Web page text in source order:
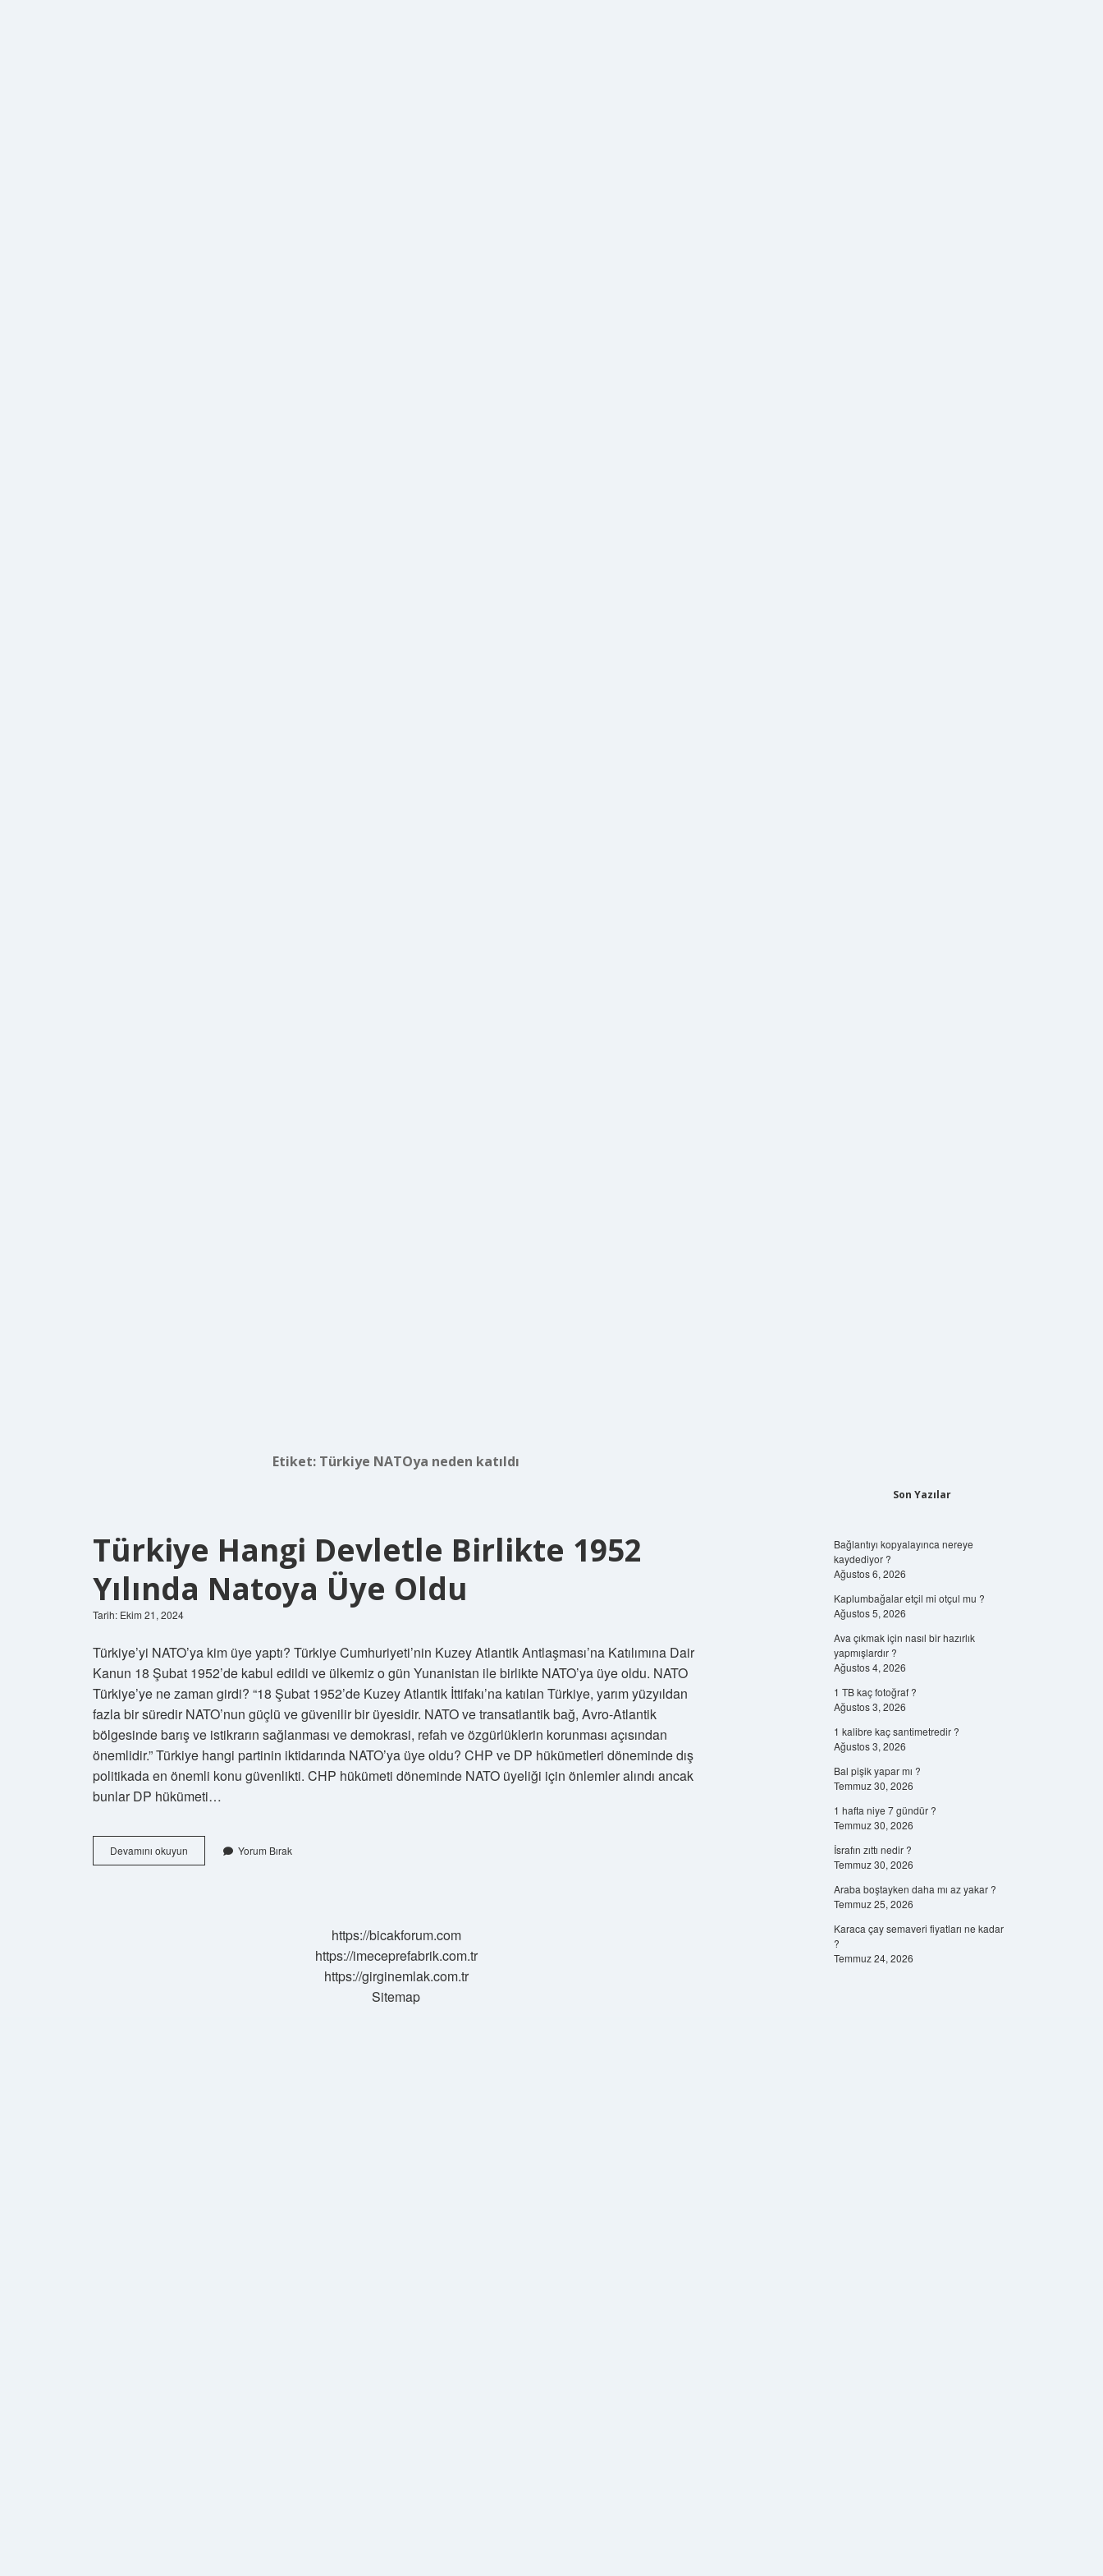
Etiket: Türkiye NATOya neden katıldı
Türkiye Hangi Devletle Birlikte 1952
Yılında Natoya Üye Oldu
Tarih: Ekim 21, 2024
Türkiye’yi NATO’ya kim üye yaptı? Türkiye Cumhuriyeti’nin Kuzey Atlantik Antlaşması’na Katılımına Dair
Kanun 18 Şubat 1952’de kabul edildi ve ülkemiz o gün Yunanistan ile birlikte NATO’ya üye oldu. NATO
Türkiye’ye ne zaman girdi? “18 Şubat 1952’de Kuzey Atlantik İttifakı’na katılan Türkiye, yarım yüzyıldan
fazla bir süredir NATO’nun güçlü ve güvenilir bir üyesidir. NATO ve transatlantik bağ, Avro-Atlantik
bölgesinde barış ve istikrarın sağlanması ve demokrasi, refah ve özgürlüklerin korunması açısından
önemlidir.” Türkiye hangi partinin iktidarında NATO’ya üye oldu? CHP ve DP hükümetleri döneminde dış
politikada en önemli konu güvenlikti. CHP hükümeti döneminde NATO üyeliği için önlemler alındı ​​ancak
bunlar DP hükümeti…
Devamını okuyun
Hangi
Yorum Bırak
https://bicakforum.com
https://imeceprefabrik.com.tr
https://girginemlak.com.tr
Sitemap
Son Yazılar
Bağlantıyı kopyalayınca nereye
kaydediyor ?
Ağustos 6, 2026
Kaplumbağalar etçil mi otçul mu ?
Ağustos 5, 2026
Ava çıkmak için nasıl bir hazırlık
yapmışlardır ?
Ağustos 4, 2026
1 TB kaç fotoğraf ?
Ağustos 3, 2026
1 kalibre kaç santimetredir ?
Ağustos 3, 2026
Bal pişik yapar mı ?
Temmuz 30, 2026
1 hafta niye 7 gündür ?
Temmuz 30, 2026
İsrafın zıttı nedir ?
Temmuz 30, 2026
Araba boştayken daha mı az yakar ?
Temmuz 25, 2026
Karaca çay semaveri fiyatları ne kadar
?
Temmuz 24, 2026